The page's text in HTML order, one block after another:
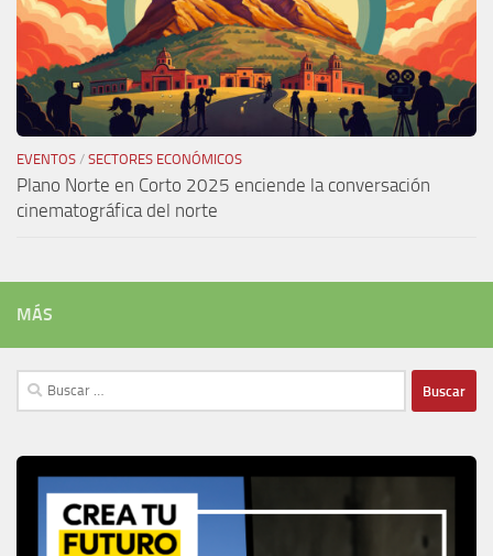
EVENTOS / SECTORES ECONÓMICOS
Plano Norte en Corto 2025 enciende la conversación
cinematográfica del norte
MÁS
Buscar: